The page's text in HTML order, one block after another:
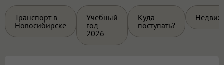
Транспорт в
Новосибирске
Учебный
год
2026
Куда
поступать?